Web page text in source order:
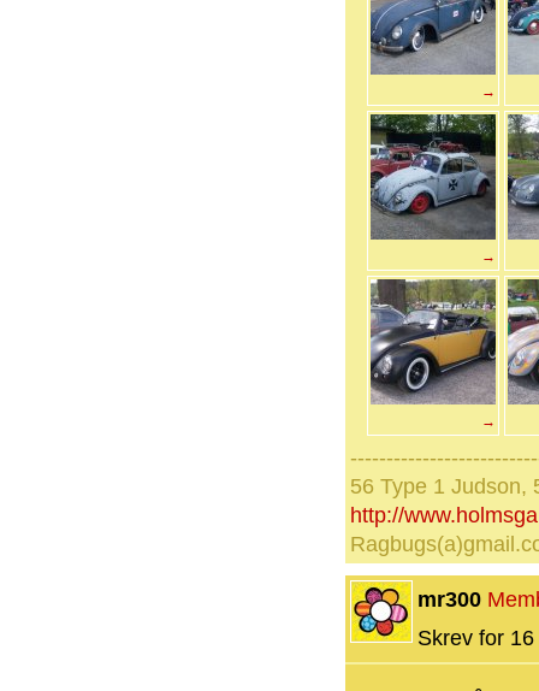
→
→
→
56 Type 1 Judson,
http://
mr300
Skrev for